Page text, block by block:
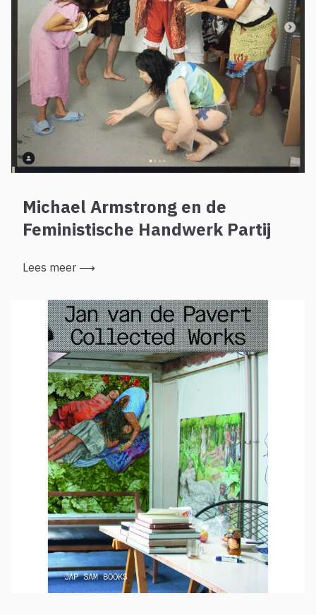
Michael Armstrong en de
Feministische Handwerk Partij
Lees meer ⟶